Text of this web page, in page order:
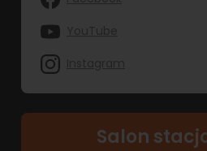
Salon